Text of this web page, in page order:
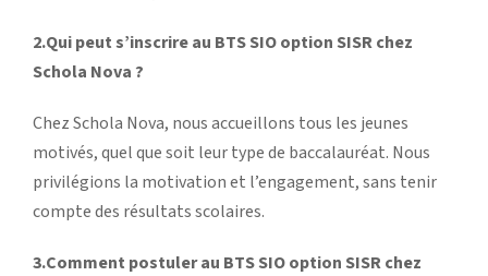
2.Qui peut s’inscrire au BTS SIO option SISR chez
Schola Nova ?
Chez Schola Nova, nous accueillons tous les jeunes
motivés, quel que soit leur type de baccalauréat. Nous
privilégions la motivation et l’engagement, sans tenir
compte des résultats scolaires.
3.Comment postuler au BTS SIO option SISR chez